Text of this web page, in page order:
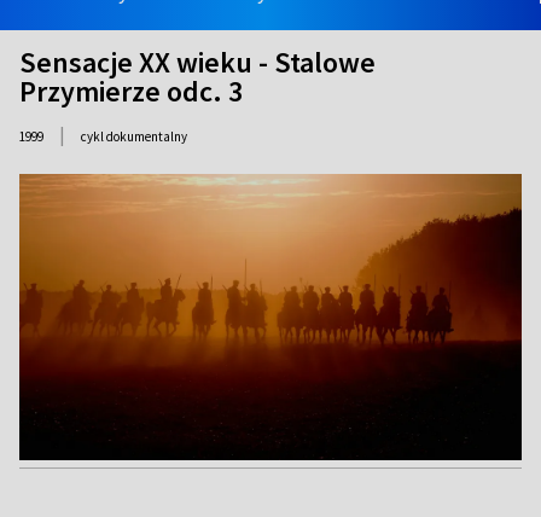
Sensacje XX wieku - Stalowe
Przymierze odc. 3
1999 | cykl dokumentalny